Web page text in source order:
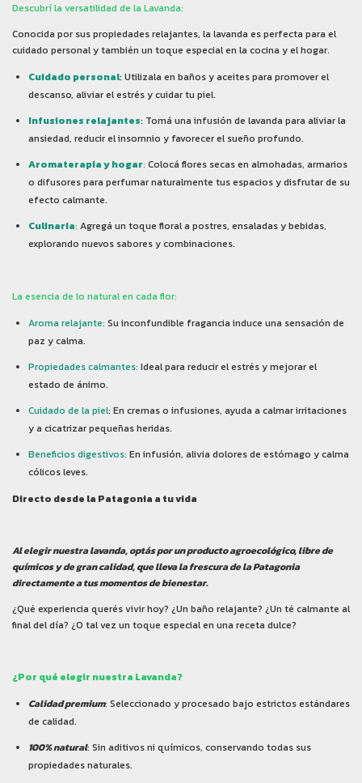
Descubrí la versatilidad de la Lavanda:
Conocida por sus propiedades relajantes, la lavanda es perfecta para el
cuidado personal y también un toque especial en la cocina y el hogar.
Cuidado personal: Utilizala en baños y aceites para promover el
descanso, aliviar el estrés y cuidar tu piel.
Infusiones relajantes: Tomá una infusión de lavanda para aliviar la
ansiedad, reducir el insomnio y favorecer el sueño profundo.
Aromaterapia y hogar: Colocá flores secas en almohadas, armarios
o difusores para perfumar naturalmente tus espacios y disfrutar de su
efecto calmante.
Culinaria: Agregá un toque floral a postres, ensaladas y bebidas,
explorando nuevos sabores y combinaciones.
La esencia de lo natural en cada flor:
Aroma relajante: Su inconfundible fragancia induce una sensación de
paz y calma.
Propiedades calmantes: Ideal para reducir el estrés y mejorar el
estado de ánimo.
Cuidado de la piel: En cremas o infusiones, ayuda a calmar irritaciones
y a cicatrizar pequeñas heridas.
Beneficios digestivos: En infusión, alivia dolores de estómago y calma
cólicos leves.
Directo desde la Patagonia a tu vida
Al elegir nuestra lavanda, optás por un producto agroecológico, libre de
químicos y de gran calidad, que lleva la frescura de la Patagonia
directamente a tus momentos de bienestar.
¿Qué experiencia querés vivir hoy? ¿Un baño relajante? ¿Un té calmante al
final del día? ¿O tal vez un toque especial en una receta dulce?
¿Por qué elegir nuestra Lavanda?
Calidad premium: Seleccionado y procesado bajo estrictos estándares
de calidad.
100% natural: Sin aditivos ni químicos, conservando todas sus
propiedades naturales.